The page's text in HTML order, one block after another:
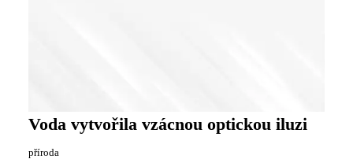
Voda vytvořila vzácnou optickou iluzi
příroda